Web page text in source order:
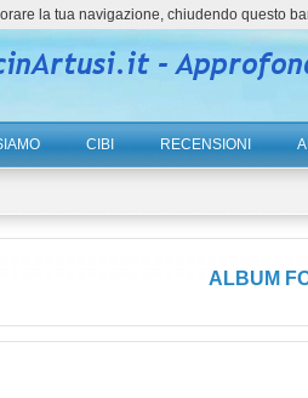
CIBI RECENSIONI
ALBUM
la tua navigazione, chiudendo questo